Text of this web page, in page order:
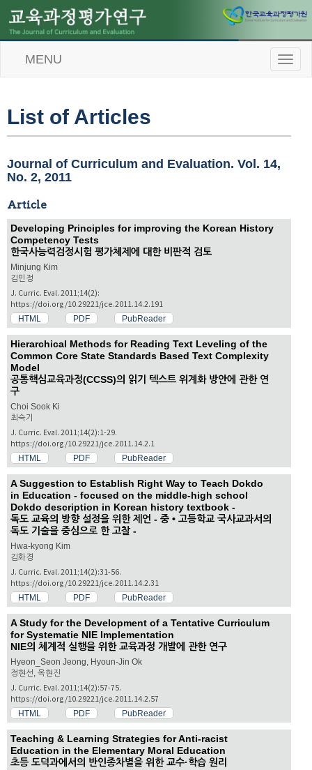
T
o
n
MENU
List of Articles
Journal of Curriculum and Evaluation. Vol. 14,
No. 2, 2011
Article
Developing Principles for improving the Korean History
Competency Tests
한국사능력검정시험 평가체제에 대한 비판적 검토
Minjung Kim
김민정
J. Curric. Eval. 2011;14(2):
https://doi.org/10.29221/jce.2011.14.2.191
HTML PDF PubReader
Hierarchical Methods for Reading Text Leveling of the
Common Core State Standards Based Text Complexity
Model
공통핵심교육과정(CCSS)의 읽기 텍스트 위계화 방안에 관한 연
구
Choi Sook Ki
최숙기
J. Curric. Eval. 2011;14(2):1-29.
https://doi.org/10.29221/jce.2011.14.2.1
HTML PDF PubReader
A Suggestion to Establish Right Way to Teach Dokdo
in Education - focused on the middle-high school
Dokdo description in Korean history textbook -
독도 교육의 방향 설정을 위한 제언 - 중 • 고등학교 국사교과서의
독도 기술을 중심으로 한 고찰 -
Hwa-kyong Kim
김화경
J. Curric. Eval. 2011;14(2):31-56.
https://doi.org/10.29221/jce.2011.14.2.31
HTML PDF PubReader
A Study for the Development of a Tentative Curriculum
for Systematie NIE Implementation
NIE의 체계적 실행을 위한 교육과정 개발에 관한 연구
Hyeon_Seon Jeong, Hyoun-Jin Ok
정현선, 옥현진
J. Curric. Eval. 2011;14(2):57-75.
https://doi.org/10.29221/jce.2011.14.2.57
HTML PDF PubReader
Teaching & Learning Strategies for Anti-racist
Education in the Elementary Moral Education
초등 도덕과에서의 반인종차별을 위한 교수·학습 원리